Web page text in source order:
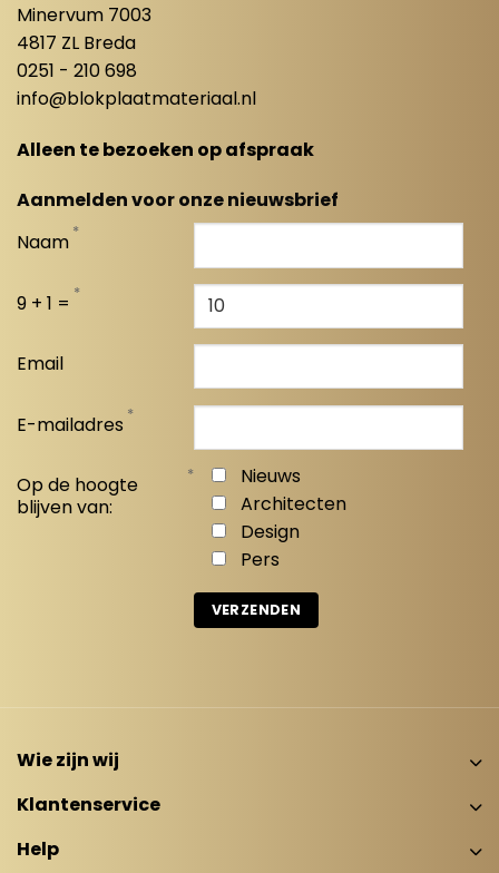
Minervum 7003
4817 ZL Breda
0251 - 210 698
info@blokplaatmateriaal.nl
Alleen te bezoeken op afspraak
Aanmelden voor onze nieuwsbrief
Naam *
9 + 1 = *
Email
E-mailadres *
Op de hoogte
blijven van:
*
Nieuws
Architecten
Design
Pers
Wie zijn wij
Klantenservice
Help